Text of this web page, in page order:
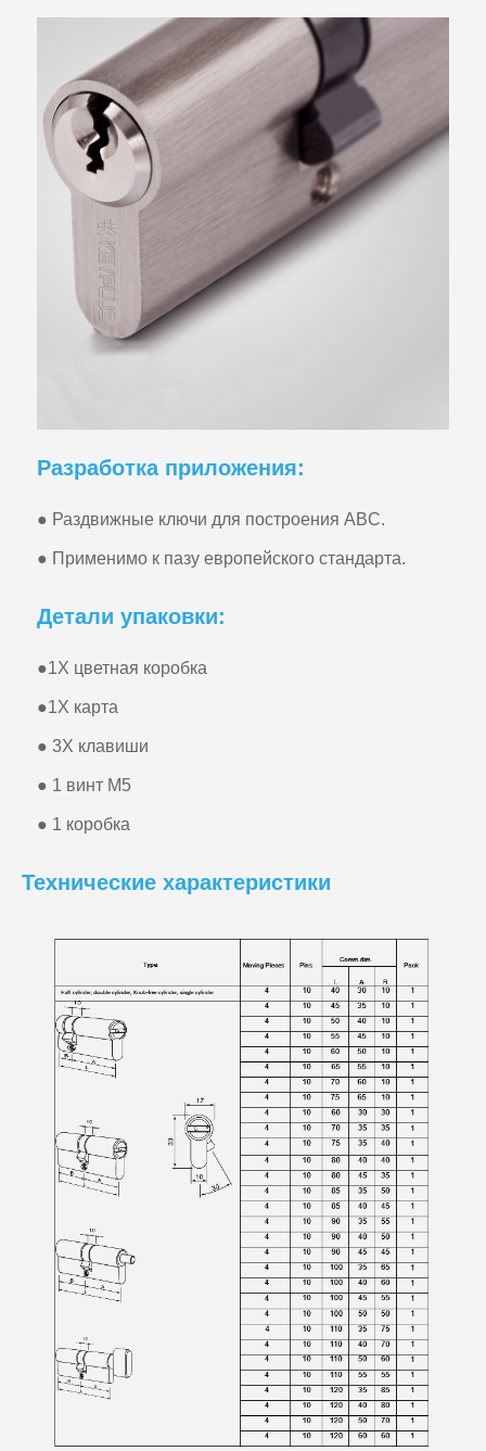
Разработка приложения:
● Раздвижные ключи для построения ABC.
● Применимо к пазу европейского стандарта.
Детали упаковки:
●1X цветная коробка
●1X карта
● 3X клавиши
● 1 винт M5
● 1 коробка
Технические характеристики